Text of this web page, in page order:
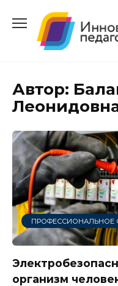
содержанию
Автор:
ПРОФЕССИОНАЛЬНОЕ
организм